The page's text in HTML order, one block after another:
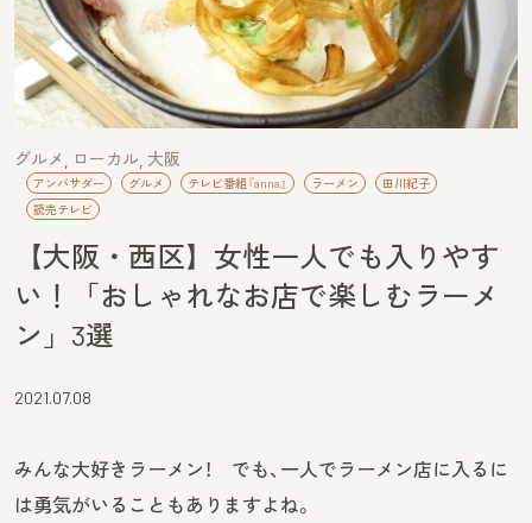
グルメ ローカル 大阪
アンバサダー グルメ テレビ番組『anna』 ラーメン
田川紀子
読売テレビ
【大阪・西区】女性一人でも入りやす
い！「おしゃれなお店で楽しむラーメ
ン」3選
2021.07.08
みんな大好きラーメン！ でも、一人でラーメン店に入るに
は勇気がいることもありますよね。